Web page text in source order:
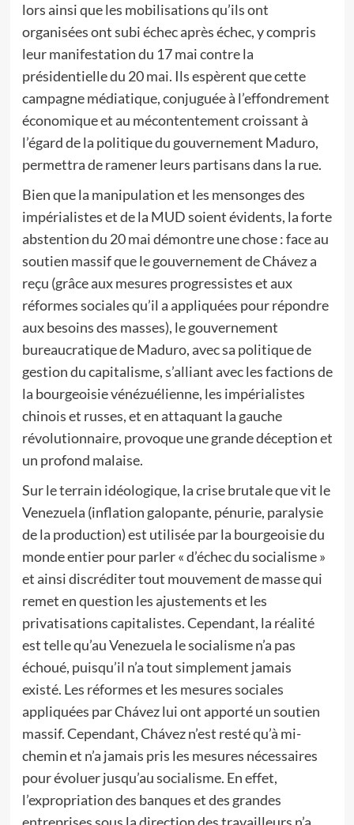
lors ainsi que les mobilisations qu’ils ont
organisées ont subi échec après échec, y compris
leur manifestation du 17 mai contre la
présidentielle du 20 mai. Ils espèrent que cette
campagne médiatique, conjuguée à l’effondrement
économique et au mécontentement croissant à
l’égard de la politique du gouvernement Maduro,
permettra de ramener leurs partisans dans la rue.
Bien que la manipulation et les mensonges des
impérialistes et de la MUD soient évidents, la forte
abstention du 20 mai démontre une chose : face au
soutien massif que le gouvernement de Chávez a
reçu (grâce aux mesures progressistes et aux
réformes sociales qu’il a appliquées pour répondre
aux besoins des masses), le gouvernement
bureaucratique de Maduro, avec sa politique de
gestion du capitalisme, s’alliant avec les factions de
la bourgeoisie vénézuélienne, les impérialistes
chinois et russes, et en attaquant la gauche
révolutionnaire, provoque une grande déception et
un profond malaise.
Sur le terrain idéologique, la crise brutale que vit le
Venezuela (inflation galopante, pénurie, paralysie
de la production) est utilisée par la bourgeoisie du
monde entier pour parler « d’échec du socialisme »
et ainsi discréditer tout mouvement de masse qui
remet en question les ajustements et les
privatisations capitalistes. Cependant, la réalité
est telle qu’au Venezuela le socialisme n’a pas
échoué, puisqu’il n’a tout simplement jamais
existé. Les réformes et les mesures sociales
appliquées par Chávez lui ont apporté un soutien
massif. Cependant, Chávez n’est resté qu’à mi-
chemin et n’a jamais pris les mesures nécessaires
pour évoluer jusqu’au socialisme. En effet,
l’expropriation des banques et des grandes